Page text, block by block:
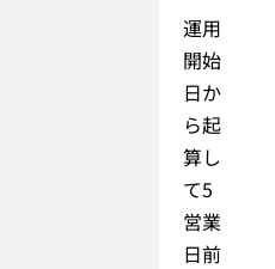
運用
開始
日か
ら起
算し
て5
営業
日前